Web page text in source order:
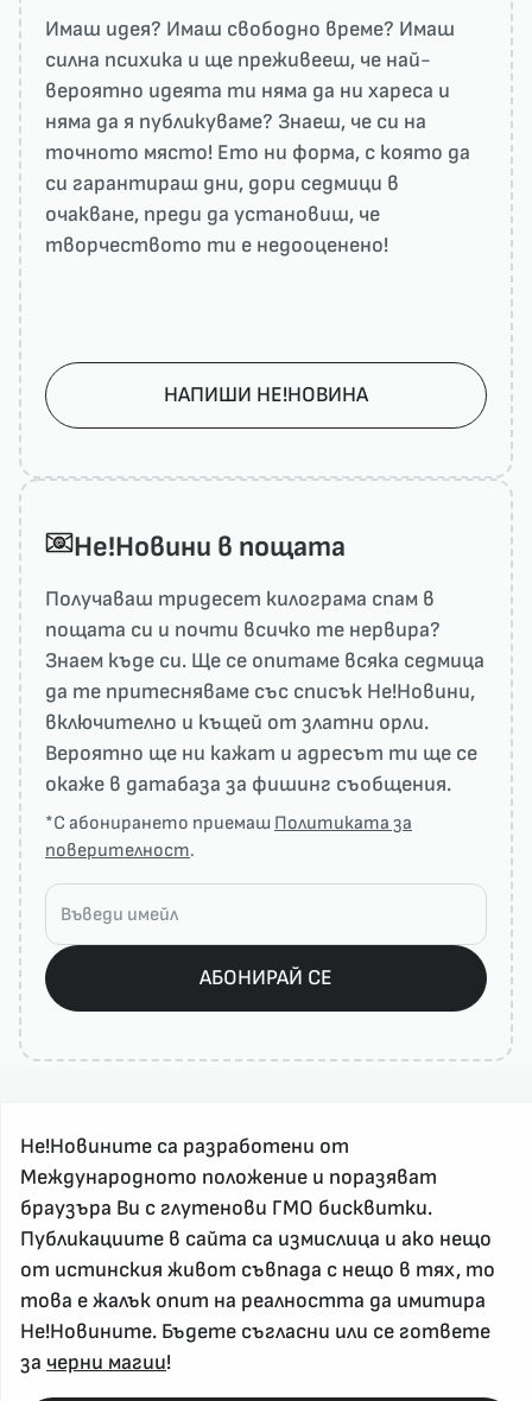
Имаш идея? Имаш свободно време? Имаш
силна психика и ще преживееш, че най-
вероятно идеята ти няма да ни харесa и
няма да я публикуваме? Знаеш, че си на
точното място! Ето ни форма, с която да
си гарантираш дни, дори седмици в
очакване, преди да установиш, че
творчеството ти е недооценено!
НАПИШИ НЕ!НОВИНА
He!Новини в пощата
Получаваш тридесет килограма спам в
пощата си и почти всичко те нервира?
Знаем къде си. Ще се опитаме всяка седмица
да те притесняваме със списък He!Новини,
включително и къщей от златни орли.
Вероятно ще ни кажат и адресът ти ще се
окаже в датабаза за фишинг съобщения.
*С абонирането приемаш Политиката за
поверителност.
АБОНИРАЙ СЕ
За реклама и връзка с нас, пишете на
nenovinite@gmail.com
Контакт
За нас
Напиши Не!Новина
Не!Новините са разработени от
Международното положение и поразяват
браузъра Ви с глутенови ГМО бисквитки.
Публикациите в сайта са измислица и ако нещо
от истинския живот съвпада с нещо в тях, то
това е жалък опит на реалността да имитира
Не!Новините. Бъдете съгласни или се гответе
за черни магии!